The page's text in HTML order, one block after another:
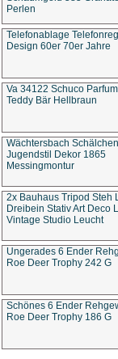
Perlen
Telefonablage
Design 60er 70er Jahre
Va 34122 Schuco
Teddy Bär Hellbraun
Wächtersbach Schälchen
Jugendstil Dekor 1865
Messingmontur
2x Bauhaus Tripod Steh
Dreibein Stativ Art Deco
Vintage Studio Leucht
Ungerades 6 Ender
Roe Deer Trophy 242 G
Schönes 6 Ender
Roe Deer Trophy 186 G